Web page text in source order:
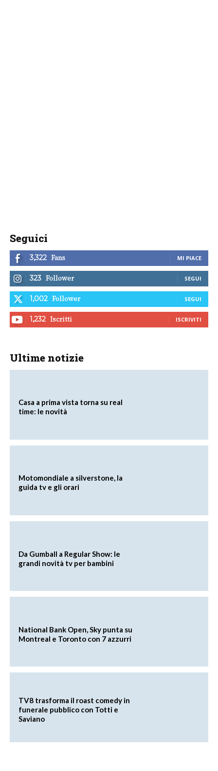
Seguici
3,322 Fans MI PIACE
323 Follower SEGUI
1,002 Follower SEGUI
1,232 Iscritti ISCRIVITI
Ultime notizie
Casa a prima vista torna su real
time: le novità
Motomondiale a silverstone, la
guida tv e gli orari
Da Gumball a Regular Show: le
grandi novità tv per bambini
National Bank Open, Sky punta su
Montreal e Toronto con 7 azzurri
TV8 trasforma il roast comedy in
funerale pubblico con Totti e
Saviano